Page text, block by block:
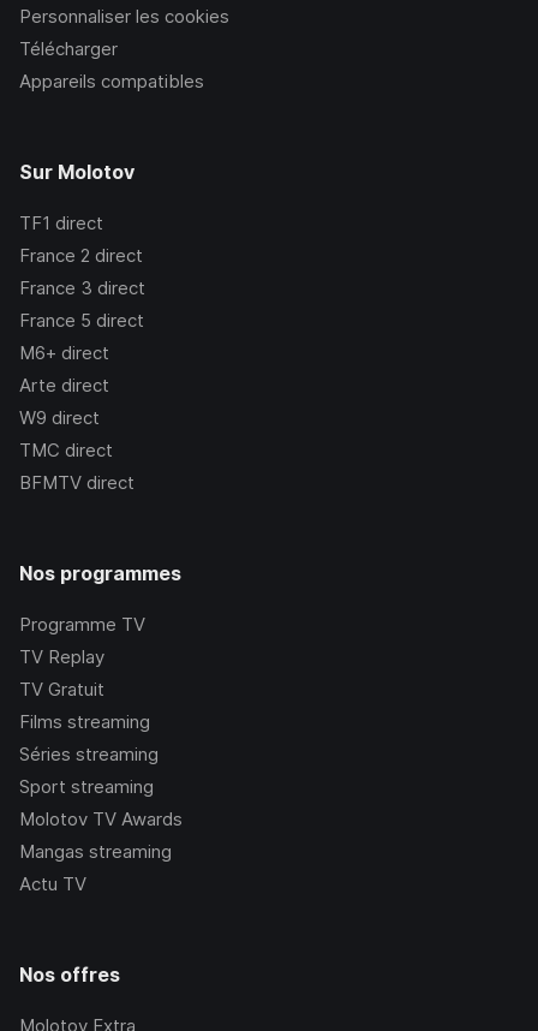
Personnaliser les cookies
Télécharger
Appareils compatibles
Sur Molotov
TF1 direct
France 2 direct
France 3 direct
France 5 direct
M6+ direct
Arte direct
W9 direct
TMC direct
BFMTV direct
Nos programmes
Programme TV
TV Replay
TV Gratuit
Films streaming
Séries streaming
Sport streaming
Molotov TV Awards
Mangas streaming
Actu TV
Nos offres
Molotov Extra